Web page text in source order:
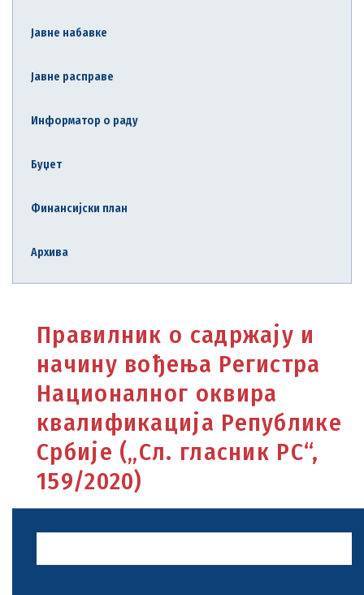
Јавне набавке
Јавне расправе
Информатор о раду
Буџет
Финансијски план
Архива
Правилник о садржају и
начину вођења Регистра
Националног оквира
квалификација Републике
Србије („Сл. гласник РС“,
159/2020)